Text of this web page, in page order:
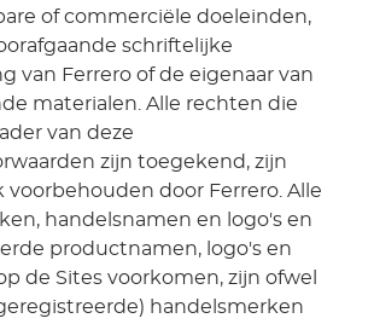
of commerciële doeleinden,
schriftelijke
van Ferrero of de eigenaar van
materialen. Alle rechten die
van deze
zijn toegekend, zijn
door Ferrero. Alle
handelsnamen en logo's en
productnamen, logo's en
de Sites voorkomen, zijn ofwel
handelsmerken